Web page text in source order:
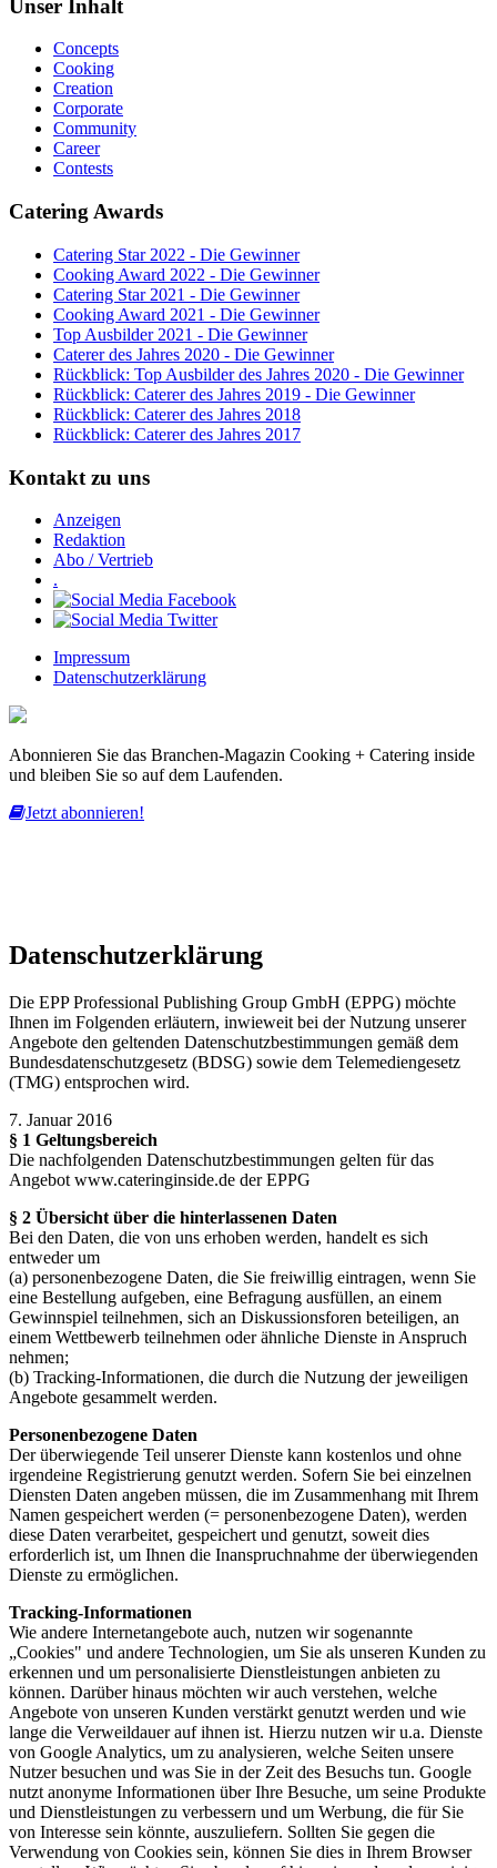
Unser Inhalt
Concepts
Cooking
Creation
Corporate
Community
Career
Contests
Catering Awards
Catering Star 2022 - Die Gewinner
Cooking Award 2022 - Die Gewinner
Catering Star 2021 - Die Gewinner
Cooking Award 2021 - Die Gewinner
Top Ausbilder 2021 - Die Gewinner
Caterer des Jahres 2020 - Die Gewinner
Rückblick: Top Ausbilder des Jahres 2020 - Die Gewinner
Rückblick: Caterer des Jahres 2019 - Die Gewinner
Rückblick: Caterer des Jahres 2018
Rückblick: Caterer des Jahres 2017
Kontakt zu uns
Anzeigen
Redaktion
Abo / Vertrieb
.
Impressum
Datenschutzerklärung
Abonnieren Sie das Branchen-Magazin Cooking + Catering inside
und bleiben Sie so auf dem Laufenden.
Jetzt abonnieren!
Datenschutzerklärung
Die EPP Professional Publishing Group GmbH (EPPG) möchte
Ihnen im Folgenden erläutern, inwieweit bei der Nutzung unserer
Angebote den geltenden Datenschutzbestimmungen gemäß dem
Bundesdatenschutzgesetz (BDSG) sowie dem Telemediengesetz
(TMG) entsprochen wird.
7. Januar 2016
§ 1 Geltungsbereich
Die nachfolgenden Datenschutzbestimmungen gelten für das
Angebot www.cateringinside.de der EPPG
§ 2 Übersicht über die hinterlassenen Daten
Bei den Daten, die von uns erhoben werden, handelt es sich
entweder um
(a) personenbezogene Daten, die Sie freiwillig eintragen, wenn Sie
eine Bestellung aufgeben, eine Befragung ausfüllen, an einem
Gewinnspiel teilnehmen, sich an Diskussionsforen beteiligen, an
einem Wettbewerb teilnehmen oder ähnliche Dienste in Anspruch
nehmen;
(b) Tracking-Informationen, die durch die Nutzung der jeweiligen
Angebote gesammelt werden.
Personenbezogene Daten
Der überwiegende Teil unserer Dienste kann kostenlos und ohne
irgendeine Registrierung genutzt werden. Sofern Sie bei einzelnen
Diensten Daten angeben müssen, die im Zusammenhang mit Ihrem
Namen gespeichert werden (= personenbezogene Daten), werden
diese Daten verarbeitet, gespeichert und genutzt, soweit dies
erforderlich ist, um Ihnen die Inanspruchnahme der überwiegenden
Dienste zu ermöglichen.
Tracking-Informationen
Wie andere Internetangebote auch, nutzen wir sogenannte
„Cookies" und andere Technologien, um Sie als unseren Kunden zu
erkennen und um personalisierte Dienstleistungen anbieten zu
können. Darüber hinaus möchten wir auch verstehen, welche
Angebote von unseren Kunden verstärkt genutzt werden und wie
lange die Verweildauer auf ihnen ist. Hierzu nutzen wir u.a. Dienste
von Google Analytics, um zu analysieren, welche Seiten unsere
Nutzer besuchen und was Sie in der Zeit des Besuchs tun. Google
nutzt anonyme Informationen über Ihre Besuche, um seine Produkte
und Dienstleistungen zu verbessern und um Werbung, die für Sie
von Interesse sein könnte, auszuliefern. Sollten Sie gegen die
Verwendung von Cookies sein, können Sie dies in Ihrem Browser